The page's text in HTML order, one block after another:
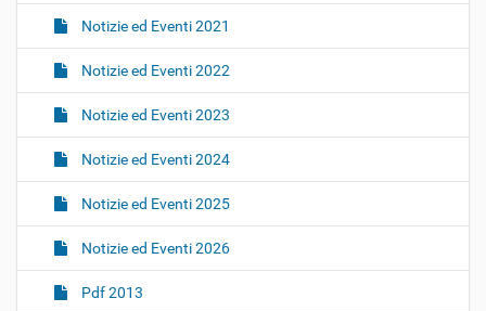
Notizie ed Eventi 2021
Notizie ed Eventi 2022
Notizie ed Eventi 2023
Notizie ed Eventi 2024
Notizie ed Eventi 2025
Notizie ed Eventi 2026
Pdf 2013